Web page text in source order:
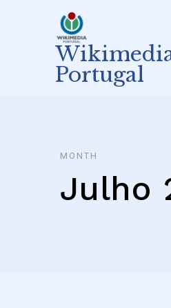
Portugal
MONTH
Julho